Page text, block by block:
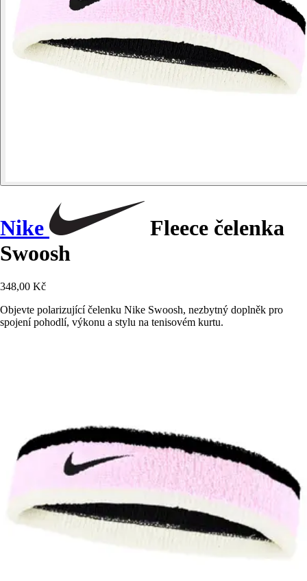
Nike
Fleece čelenka
Swoosh
348,00 Kč
Objevte polarizující čelenku Nike Swoosh, nezbytný doplněk pro
spojení pohodlí, výkonu a stylu na tenisovém kurtu.